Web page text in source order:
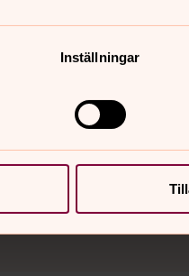
Inställningar
gör det